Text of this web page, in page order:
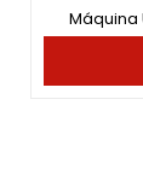
Máquina